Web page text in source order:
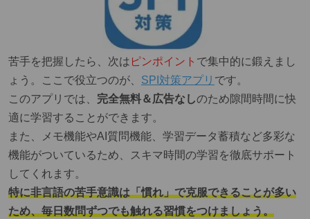
苦手を把握したら、次は ピンポイント で集中的に鍛えまし
ょう。
ここで役立つのが、 SPI対策アプリ です。
このアプリでは、 完全無料＆広告なしのため隙間時間に快
適に学習することができます。
また、メモ機能やAI質問機能、学習データ蓄積など多彩な
機能がついているため、スキマ時間の学習を徹底サポート
してくれます。
特に非言語の苦手意識は「慣れ」で克服できることが多い
ため、毎日数問ずつでも触れる習慣をつけましょう。